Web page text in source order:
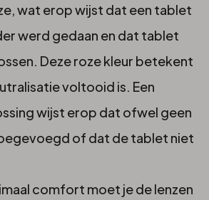
wat erop wijst dat een tablet
werd gedaan en dat tablet
Deze roze kleur betekent
voltooid is. Een
wijst erop dat ofwel geen
of dat de tablet niet
comfort moet je de lenzen